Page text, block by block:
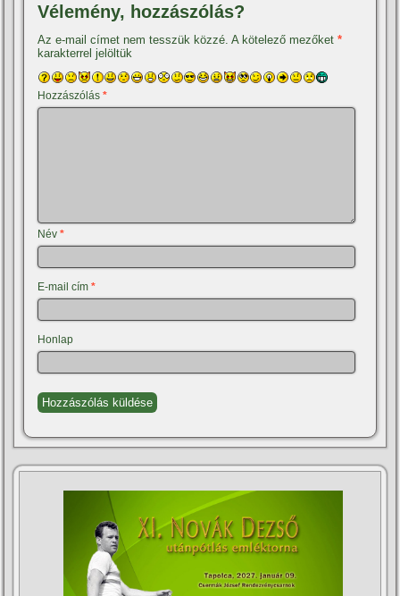
Vélemény, hozzászólás?
Az e-mail címet nem tesszük közzé. A kötelező mezőket*
karakterrel jelöltük
Hozzászólás*
Név*
E-mail cím*
Honlap